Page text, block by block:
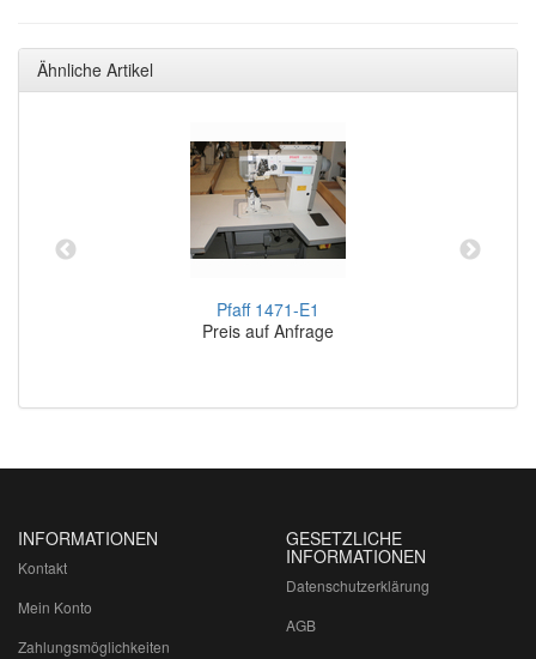
Ähnliche Artikel
Pfaff 1471-E1
Preis auf Anfrage
INFORMATIONEN
Kontakt
Mein Konto
Zahlungsmöglichkeiten
GESETZLICHE
INFORMATIONEN
Datenschutzerklärung
AGB